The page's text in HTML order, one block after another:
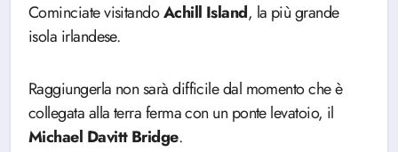
Cominciate visitandoAchill Island, la più grande
isola irlandese.
Raggiungerla non sarà difficile dal momento che è
collegata alla terra ferma con un ponte levatoio, il
Michael Davitt Bridge.